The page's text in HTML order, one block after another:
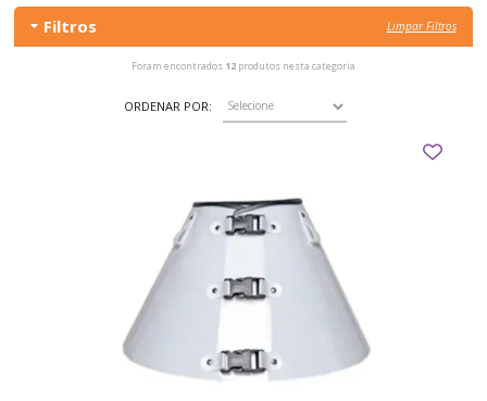
Filtros Limpar Filtros
Foram encontrados 12 produtos nesta categoria
ORDENAR POR: